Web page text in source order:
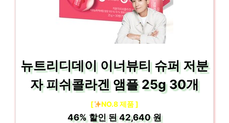
뉴트리디데이 이너뷰티 슈퍼 저분
자 피쉬콜라겐 앰플 25g 30개
[ NO.8 제품 ]
46%할인 된42,640 원